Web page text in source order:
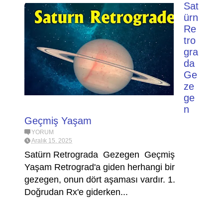
Sat
ürn
Re
tro
gra
da
Ge
ze
ge
n
Geçmiş Yaşam
YORUM
Aralık 15, 2025
Satürn Retrograda Gezegen Geçmiş
Yaşam Retrograd'a giden herhangi bir
gezegen, onun dört aşaması vardır. 1.
Doğrudan Rx'e giderken...